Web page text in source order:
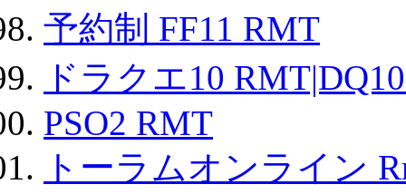
予約制 FF11 RMT
ドラクエ10
PSO2 RMT
トーラムオンライン